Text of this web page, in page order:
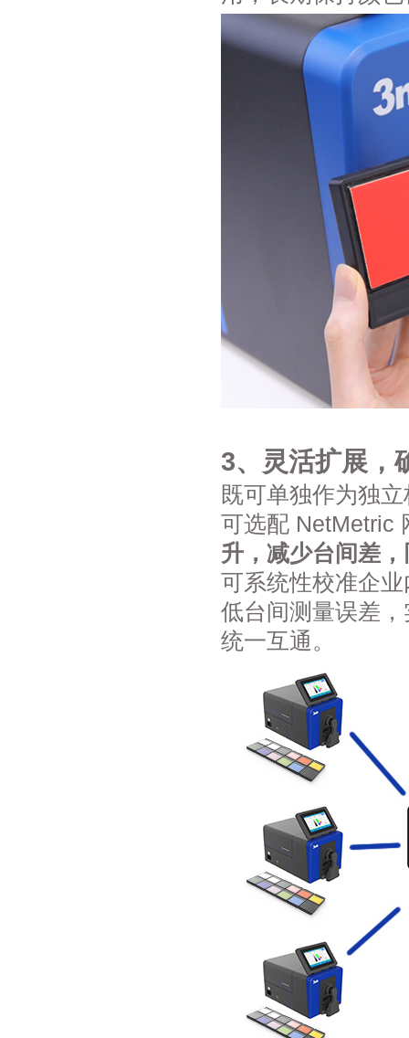
3、灵活扩展，
既可单独作为独
可选配 NetMetric
升，减少台间差
可系统性校准企
低台间测量误差
统一互通。